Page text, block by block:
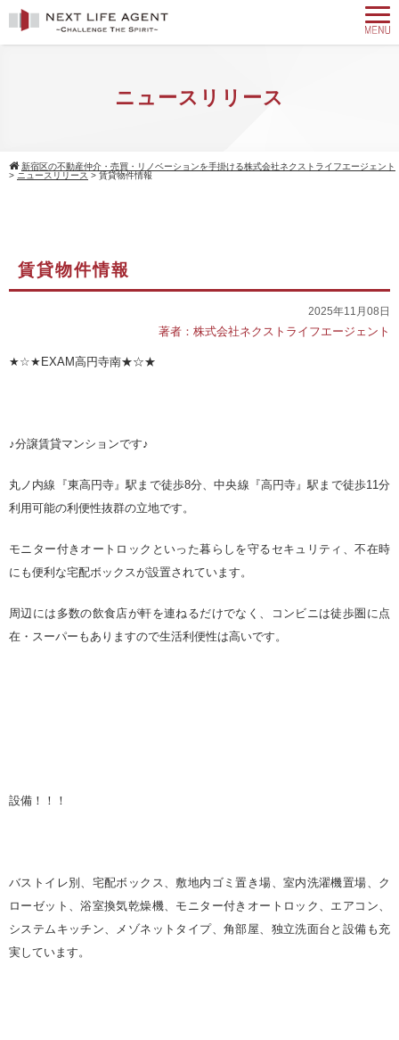
ニュースリリース
新宿区の不動産仲介・売買・リノベーションを手掛ける株式会社ネクストライフエージェント
> ニュースリリース > 賃貸物件情報
賃貸物件情報
2025年11月08日
著者：株式会社ネクストライフエージェント
★☆★EXAM高円寺南★☆★
♪分譲賃貸マンションです♪
丸ノ内線『東高円寺』駅まで徒歩8分、中央線『高円寺』駅まで徒歩11分
利用可能の利便性抜群の立地です。
モニター付きオートロックといった暮らしを守るセキュリティ、不在時
にも便利な宅配ボックスが設置されています。
周辺には多数の飲食店が軒を連ねるだけでなく、コンビニは徒歩圏に点
在・スーパーもありますので生活利便性は高いです。
設備！！！
バストイレ別、宅配ボックス、敷地内ゴミ置き場、室内洗濯機置場、ク
ローゼット、浴室換気乾燥機、モニター付きオートロック、エアコン、
システムキッチン、メゾネットタイプ、角部屋、独立洗面台と設備も充
実しています。